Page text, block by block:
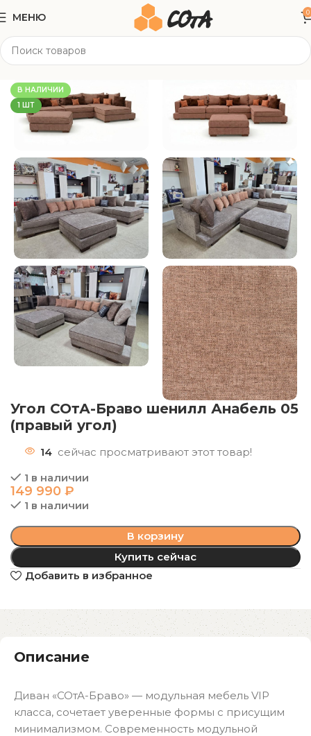
МЕНЮ 0
Мягкая мебель
В НАЛИЧИИ
1 ШТ
Угол СОтА-Браво шенилл Анабель 05
(правый угол)
14 сейчас просматривают этот товар!
1 в наличии
149 990 ₽
1 в наличии
В корзину
Купить сейчас
Добавить в избранное
Описание
Диван «СОтА-Браво» — модульная мебель VIP
класса, сочетает уверенные формы с присущим
минимализмом. Современность модульной